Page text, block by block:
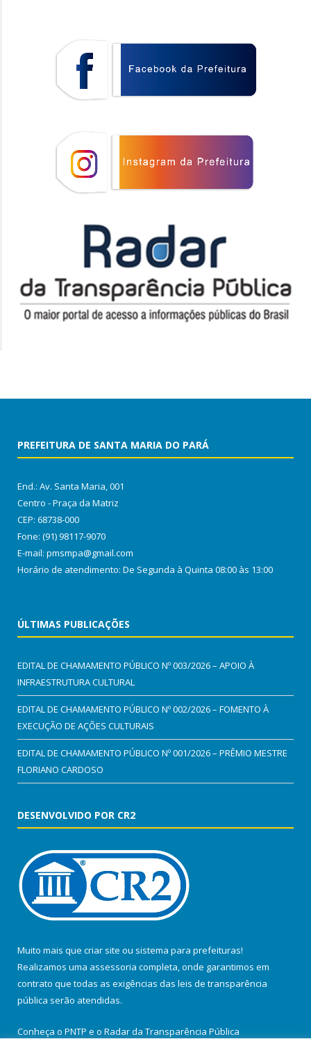
PREFEITURA DE SANTA MARIA DO PARÁ
End.: Av. Santa Maria, 001
Centro - Praça da Matriz
CEP: 68738-000
Fone: (91) 98117-9070
E-mail: pmsmpa@gmail.com
Horário de atendimento: De Segunda à Quinta 08:00 às 13:00
ÚLTIMAS PUBLICAÇÕES
EDITAL DE CHAMAMENTO PÚBLICO Nº 003/2026 – APOIO À
INFRAESTRUTURA CULTURAL
EDITAL DE CHAMAMENTO PÚBLICO Nº 002/2026 – FOMENTO À
EXECUÇÃO DE AÇÕES CULTURAIS
EDITAL DE CHAMAMENTO PÚBLICO Nº 001/2026 – PRÊMIO MESTRE
FLORIANO CARDOSO
DESENVOLVIDO POR CR2
Muito mais que criar site ou sistema para prefeituras!
Realizamos uma assessoria completa, onde garantimos em
contrato que todas as exigências das leis de transparência
pública serão atendidas.
Conheça o PNTP e o Radar da Transparência Pública